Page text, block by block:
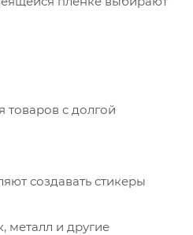
товаров с долгой
создавать стикеры
металл и другие